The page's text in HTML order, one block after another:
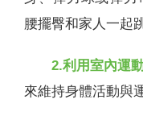
腰擺臀和家人一起
2.利用室內運
來維持身體活動與